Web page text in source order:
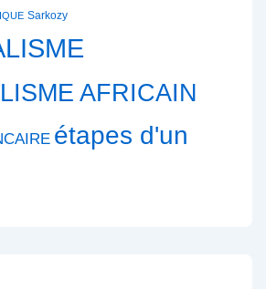
Sarkozy
AFRICAIN
étapes d'un